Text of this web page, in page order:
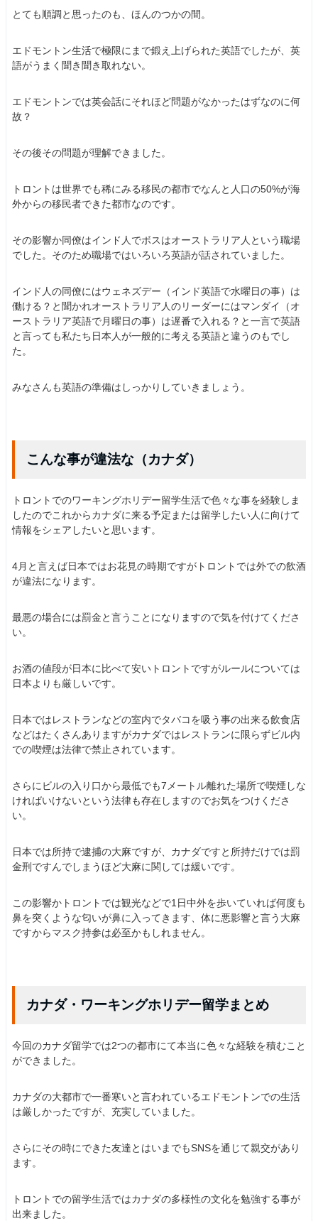
とても順調と思ったのも、ほんのつかの間。
エドモントン生活で極限にまで鍛え上げられた英語でしたが、英
語がうまく聞き聞き取れない。
エドモントンでは英会話にそれほど問題がなかったはずなのに何
故？
その後その問題が理解できました。
トロントは世界でも稀にみる移民の都市でなんと人口の50%が海
外からの移民者できた都市なのです。
その影響か同僚はインド人でボスはオーストラリア人という職場
でした。そのため職場ではいろいろ英語が話されていました。
インド人の同僚にはウェネズデー（インド英語で水曜日の事）は
働ける？と聞かれオーストラリア人のリーダーにはマンダイ（オ
ーストラリア英語で月曜日の事）は遅番で入れる？と一言で英語
と言っても私たち日本人が一般的に考える英語と違うのもでし
た。
みなさんも英語の準備はしっかりしていきましょう。
こんな事が違法な（カナダ）
トロントでのワーキングホリデー留学生活で色々な事を経験しま
したのでこれからカナダに来る予定または留学したい人に向けて
情報をシェアしたいと思います。
4月と言えば日本ではお花見の時期ですがトロントでは外での飲酒
が違法になります。
最悪の場合には罰金と言うことになりますので気を付けてくださ
い。
お酒の値段が日本に比べて安いトロントですがルールについては
日本よりも厳しいです。
日本ではレストランなどの室内でタバコを吸う事の出来る飲食店
などはたくさんありますがカナダではレストランに限らずビル内
での喫煙は法律で禁止されています。
さらにビルの入り口から最低でも7メートル離れた場所で喫煙しな
ければいけないという法律も存在しますのでお気をつけくださ
い。
日本では所持で逮捕の大麻ですが、カナダですと所持だけでは罰
金刑ですんでしまうほど大麻に関しては緩いです。
この影響かトロントでは観光などで1日中外を歩いていれば何度も
鼻を突くような匂いが鼻に入ってきます、体に悪影響と言う大麻
ですからマスク持参は必至かもしれません。
カナダ・ワーキングホリデー留学まとめ
今回のカナダ留学では2つの都市にて本当に色々な経験を積むこと
ができました。
カナダの大都市で一番寒いと言われているエドモントンでの生活
は厳しかったですが、充実していました。
さらにその時にできた友達とはいまでもSNSを通じて親交があり
ます。
トロントでの留学生活ではカナダの多様性の文化を勉強する事が
出来ました。